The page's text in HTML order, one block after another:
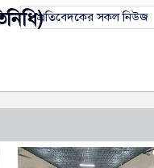
প্রতিবেদকের সকল নিউজ